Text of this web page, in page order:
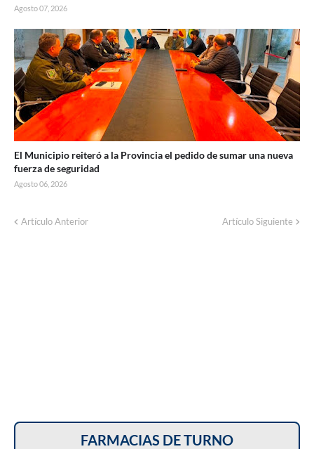
Agosto 07, 2026
El Municipio reiteró a la Provincia el pedido de sumar una nueva
fuerza de seguridad
Agosto 06, 2026
Artículo Anterior Artículo Siguiente
Corte de energía programado para este
FARMACIAS DE TURNO